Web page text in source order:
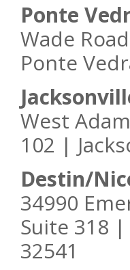
Ponte
Wade
Ponte
West
102 |
Destin/
34990
Suite 318
32541